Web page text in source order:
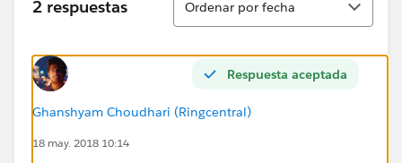
2 respuestas Ordenar por fecha
Respuesta aceptada
Ghanshyam Choudhari (Ringcentral)
18 may. 2018 10:14